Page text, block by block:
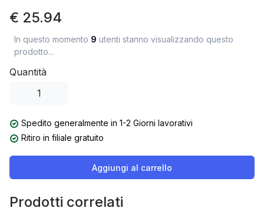
€ 25.94
In questo momento 9 utenti stanno visualizzando questo
prodotto...
Quantità
Spedito generalmente in 1-2 Giorni lavorativi
Ritiro in filiale gratuito
Aggiungi al carrello
Prodotti correlati